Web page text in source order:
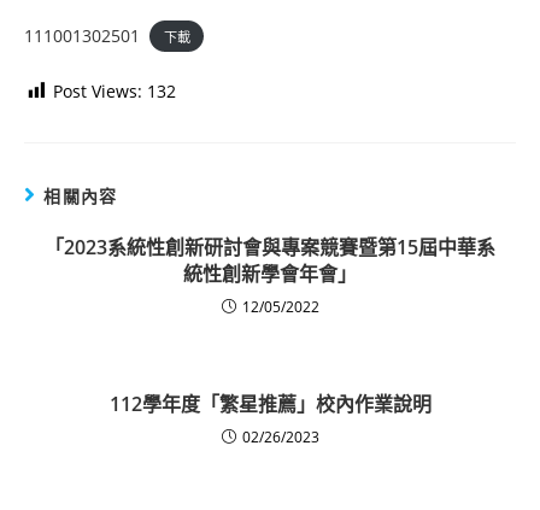
111001302501 下載
Post Views: 132
相關內容
「2023系統性創新研討會與專案競賽暨第15屆中華系
統性創新學會年會」
12/05/2022
112學年度「繁星推薦」校內作業說明
02/26/2023